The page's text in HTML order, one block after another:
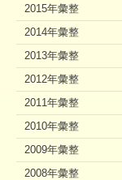
2015年彙整
2014年彙整
2013年彙整
2012年彙整
2011年彙整
2010年彙整
2009年彙整
2008年彙整